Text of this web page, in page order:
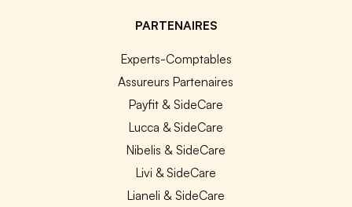
PARTENAIRES
Experts-Comptables
Assureurs Partenaires
Payfit & SideCare
Lucca & SideCare
Nibelis & SideCare
Livi & SideCare
Lianeli & SideCare